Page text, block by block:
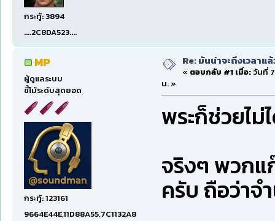
กระทู้: 3894
....2C8DA523....
MP
ผู้ดูแลระบบ
ขี้โม้ระดับสุดยอด
กระทู้: 123161
9664E44E,11D88A55,7C1132A8
Re: มันน่าจะถึงเวลาแ
« ตอบกลับ #1 เมื่อ:วันที่ 7
น. »
พระก็ช่วยไ
จริงๆ พวกแ
ครับ ถือว่าจ